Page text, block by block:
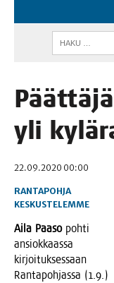
yli
22.09.2020 00:00
RANTAPOHJA
KESKUSTELEMME
Aila Paa­sopoh­ti
ansiok­kaas­sa
kir­joi­tuk­ses­saan
Ran­ta­poh­jas­sa (1.9.)